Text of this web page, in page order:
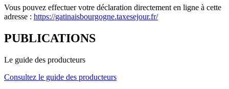
Vous pouvez effectuer votre déclaration directement en ligne à cette
adresse : https://gatinaisbourgogne.taxesejour.fr/
PUBLICATIONS
Le guide des producteurs
Consultez le guide des producteurs